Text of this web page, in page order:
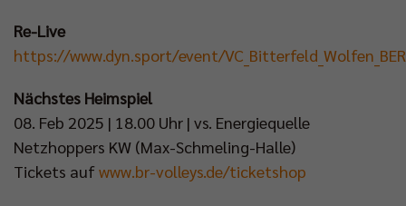
Re-Live
https://www.dyn.sport/event/
Nächstes Heimspiel
08. Feb 2025 | 18.00 Uhr | vs. Energiequelle
Netzhoppers KW (Max-Schmeling-Halle)
Tickets auf www.br-volleys.de/ticketshop